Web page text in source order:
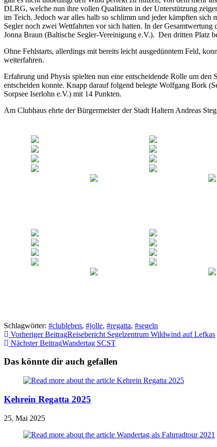
DLRG, welche nun ihre vollen Qualitäten in der Unterstützung
im Teich. Jedoch war alles halb so schlimm und jeder kämpften
Segler noch zwei Wettfahrten vor sich hatten. In der
Jonna Braun (Baltische Segler-Vereinigung e.V.). Den dritten Platz
Ohne Fehlstarts, allerdings mit bereits leicht ausgedünntem Feld,
weiterfahren.
Erfahrung und Physis spielten nun eine entscheidende Rolle um
entscheiden konnte. Knapp darauf folgend belegte Wolfgang Bork
Sorpsee Iserlohn e.V.) mit 14 Punkten.
Am Clubhaus ehrte der Bürgermeister der Stadt Haltern Andreas
Schlagwörter: #clubleben, #jolle, #regatta, #segeln
Weitere
Artikel
ansehen
Vorheriger BeitragReisebericht Segelzentrum Wildwind auf Lefkas
Nächster BeitragWandertag SCST
Das könnte dir auch gefallen
Kehrein Regatta 2025
25. Mai 2025